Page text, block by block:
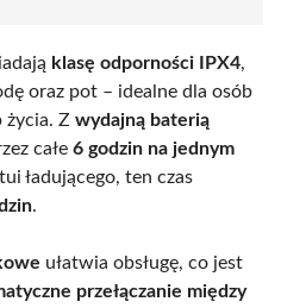
klasę odporności IPX4,
oraz pot – idealne dla osób
Z wydajną baterią
całe 6 godzin na jednym
ładującego, ten czas
.
ułatwia obsługę, co jest
przełączanie między